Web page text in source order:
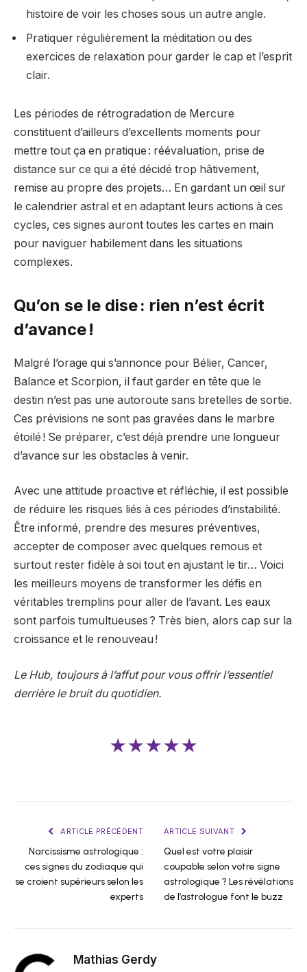
histoire de voir les choses sous un autre angle.
Pratiquer régulièrement la méditation ou des
exercices de relaxation pour garder le cap et l’esprit
clair.
Les périodes de rétrogradation de Mercure
constituent d’ailleurs d’excellents moments pour
mettre tout ça en pratique : réévaluation, prise de
distance sur ce qui a été décidé trop hâtivement,
remise au propre des projets… En gardant un œil sur
le calendrier astral et en adaptant leurs actions à ces
cycles, ces signes auront toutes les cartes en main
pour naviguer habilement dans les situations
complexes.
Qu’on se le dise : rien n’est écrit
d’avance !
Malgré l’orage qui s’annonce pour Bélier, Cancer,
Balance et Scorpion, il faut garder en tête que le
destin n’est pas une autoroute sans bretelles de sortie.
Ces prévisions ne sont pas gravées dans le marbre
étoilé ! Se préparer, c’est déjà prendre une longueur
d’avance sur les obstacles à venir.
Avec une attitude proactive et réfléchie, il est possible
de réduire les risques liés à ces périodes d’instabilité.
Être informé, prendre des mesures préventives,
accepter de composer avec quelques remous et
surtout rester fidèle à soi tout en ajustant le tir… Voici
les meilleurs moyens de transformer les défis en
véritables tremplins pour aller de l’avant. Les eaux
sont parfois tumultueuses ? Très bien, alors cap sur la
croissance et le renouveau !
Le Hub, toujours à l’affut pour vous offrir l’essentiel
derrière le bruit du quotidien.
★★★★★
ARTICLE PRÉCÉDENT
Narcissisme astrologique :
ces signes du zodiaque qui
se croient supérieurs selon les
experts
ARTICLE SUIVANT
Quel est votre plaisir
coupable selon votre signe
astrologique ? Les révélations
de l’astrologue font le buzz
Mathias Gerdy